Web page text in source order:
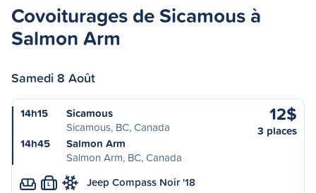
Covoiturages de Sicamous à
Salmon Arm
Samedi 8 Août
14h15
Sicamous
Sicamous, BC, Canada
14h45
Salmon Arm
Salmon Arm, BC, Canada
12$
3 places
L Jeep Compass Noir '18